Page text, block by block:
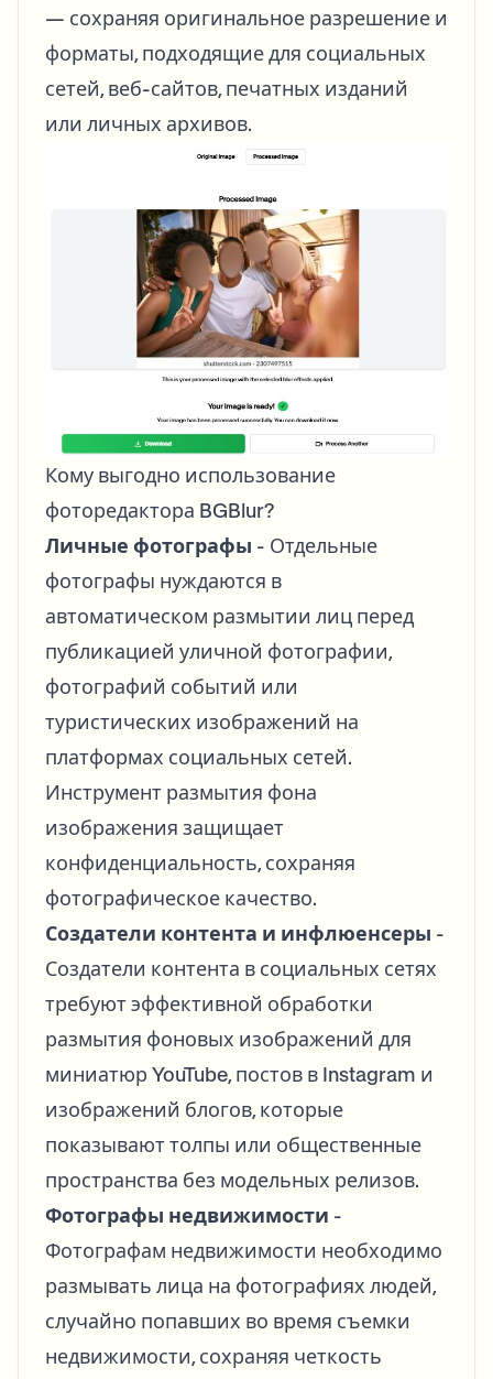
— сохраняя оригинальное разрешение и
форматы, подходящие для социальных
сетей, веб-сайтов, печатных изданий
или личных архивов.
Кому выгодно использование
фоторедактора BGBlur?
Личные фотографы - Отдельные
фотографы нуждаются в
автоматическом размытии лиц перед
публикацией уличной фотографии,
фотографий событий или
туристических изображений на
платформах социальных сетей.
Инструмент размытия фона
изображения защищает
конфиденциальность, сохраняя
фотографическое качество.
Создатели контента и инфлюенсеры -
Создатели контента в социальных сетях
требуют эффективной обработки
размытия фоновых изображений для
миниатюр YouTube, постов в Instagram и
изображений блогов, которые
показывают толпы или общественные
пространства без модельных релизов.
Фотографы недвижимости -
Фотографам недвижимости необходимо
размывать лица на фотографиях людей,
случайно попавших во время съемки
недвижимости, сохраняя четкость